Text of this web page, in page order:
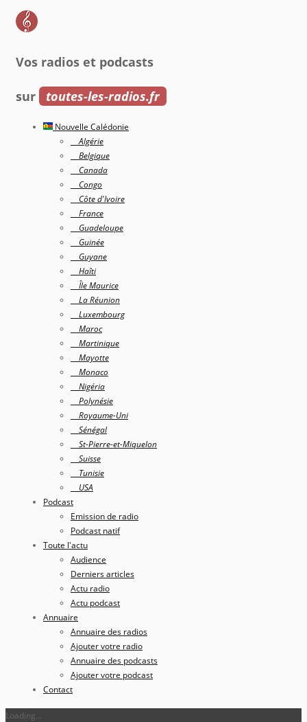
Vos radios et podcasts
sur toutes-les-radios.fr
Nouvelle Calédonie
Algérie
Belgique
Canada
Congo
Côte d'Ivoire
France
Guadeloupe
Guinée
Guyane
Haîti
Île Maurice
La Réunion
Luxembourg
Maroc
Martinique
Mayotte
Monaco
Nigéria
Polynésie
Royaume-Uni
Sénégal
St-Pierre-et-Miquelon
Suisse
Tunisie
USA
Podcast
Emission de radio
Podcast natif
Toute l'actu
Audience
Derniers articles
Actu radio
Actu podcast
Annuaire
Annuaire des radios
Ajouter votre radio
Annuaire des podcasts
Ajouter votre podcast
Contact
Loading...